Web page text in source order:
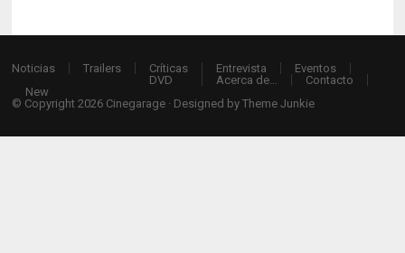
Noticias Trailers
Críticas
DVD
Entrevista
Eventos
Acerca de…
Contacto
New
© Copyright 2026 Cinegarage · Designed byTheme Junkie